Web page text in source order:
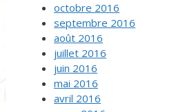
octobre 2016
septembre 2016
août 2016
juillet 2016
juin 2016
mai 2016
avril 2016